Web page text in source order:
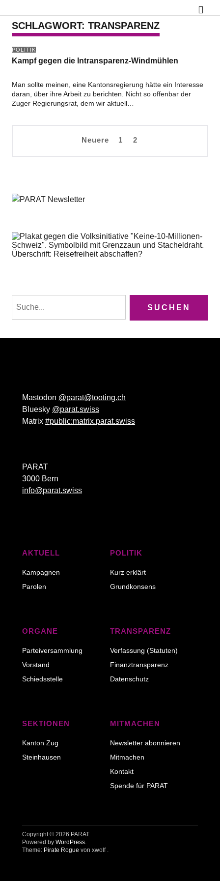
SCHLAGWORT: TRANSPARENZ
POLITIK
Kampf gegen die Intransparenz-Windmühlen
Man sollte meinen, eine Kantonsregierung hätte ein Interesse
daran, über ihre Arbeit zu berichten. Nicht so offenbar der
Zuger Regierungsrat, dem wir aktuell…
Neuere 1 2
Mastodon @parat@tooting.ch
Bluesky @parat.swiss
Matrix#public:matrix.parat.swiss
PARAT
3000 Bern
info@parat.swiss
AKTUELL
Kampagnen
Parolen
POLITIK
Kurz erklärt
Grundkonsens
ORGANE
Parteiversammlung
Vorstand
Schiedsstelle
TRANSPARENZ
Verfassung (Statuten)
Finanztransparenz
Datenschutz
SEKTIONEN
Kanton Zug
Steinhausen
MITMACHEN
Newsletter abonnieren
Mitmachen
Kontakt
Spende für PARAT
Copyright © 2026 PARAT
Powered byWordPress
Theme: Pirate Rogue von xwolf